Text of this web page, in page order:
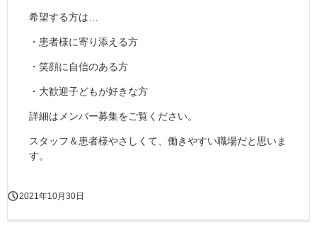
希望する方は…
・患者様に寄り添える方
・笑顔に自信のある方
・大歓迎子どもが好きな方
詳細はメンバー募集をご覧ください。
スタッフ＆患者様やさしくて、働きやすい職場だと思いま
す。
2021年10月30日